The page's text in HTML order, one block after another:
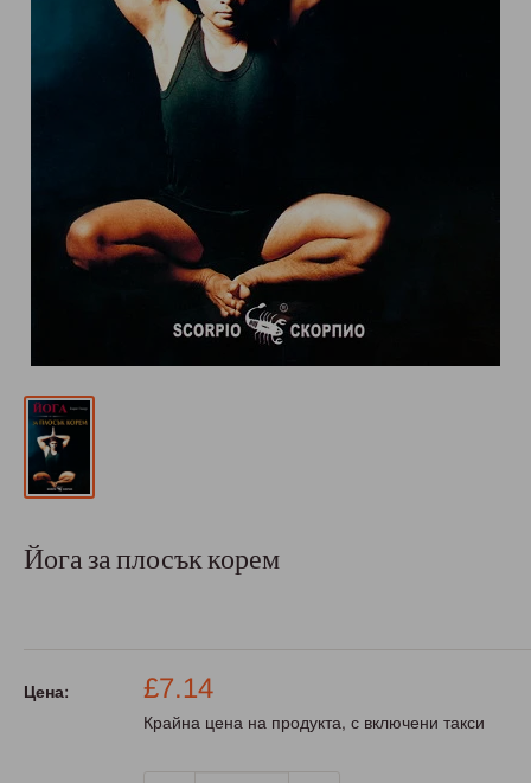
Йога за плосък корем
Цена:
Промо
цена
£7.14
Крайна цена на продукта, с включени такси